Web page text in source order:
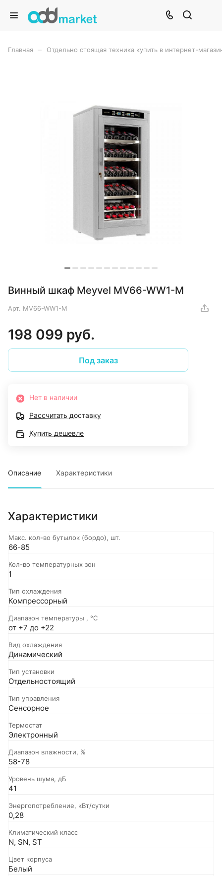
Главная Отдельно стоящая техника купить в интернет-
Винный шкаф Meyvel MV66-WW1-M
Арт. MV66-WW1-M
198 099 руб.
Под заказ
Нет в наличии
Рассчитать доставку
Купить дешевле
Описание Характеристики
Характеристики
Макс. кол-во бутылок (бордо), шт.
66-85
Кол-во температурных зон
1
Тип охлаждения
Компрессорный
Диапазон температуры , °C
от +7 до +22
Вид охлаждения
Динамический
Тип установки
Отдельностоящий
Тип управления
Сенсорное
Термостат
Электронный
Диапазон влажности, %
58-78
Уровень шума, дБ
41
Энергопотребление, кВт/сутки
0,28
Климатический класс
N, SN, ST
Цвет корпуса
Белый